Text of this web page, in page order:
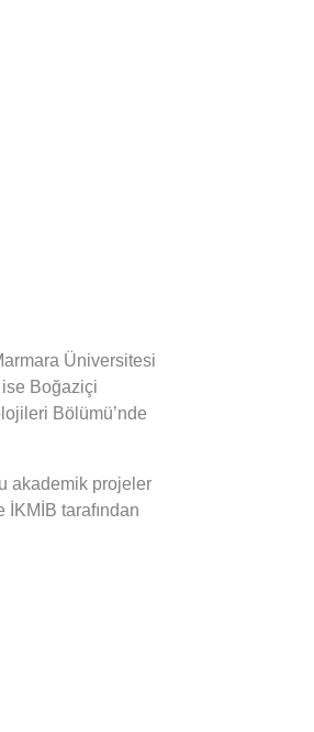
iklim finansmanı ve
birikiminin
bulunmaktadır.
Üniversitesi
Boğaziçi
Bölümü’nde
akademik projeler
İKMİB tarafından
Kalkınma ve
Yeşil
Eczacıbaşı
şirketi Esan’da
karşılayacak